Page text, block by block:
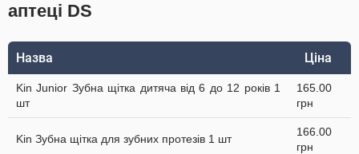
аптеці DS
Назва Ціна
Kin Junior Зубна щітка дитяча від 6 до 12 років 1
шт
165.00
грн
Kin Зубна щітка для зубних протезів 1 шт
166.00
грн